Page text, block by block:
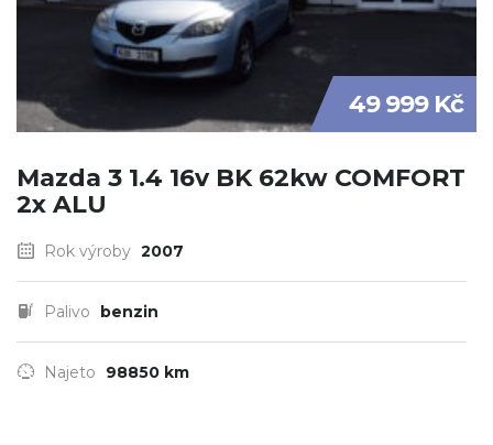
49 999 Kč
Mazda 3 1.4 16v BK 62kw COMFORT
2x ALU
Rok výroby 2007
Palivo benzin
Najeto 98850 km